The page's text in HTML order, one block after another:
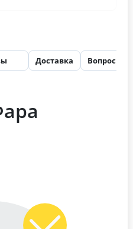
Доставка Вопросы